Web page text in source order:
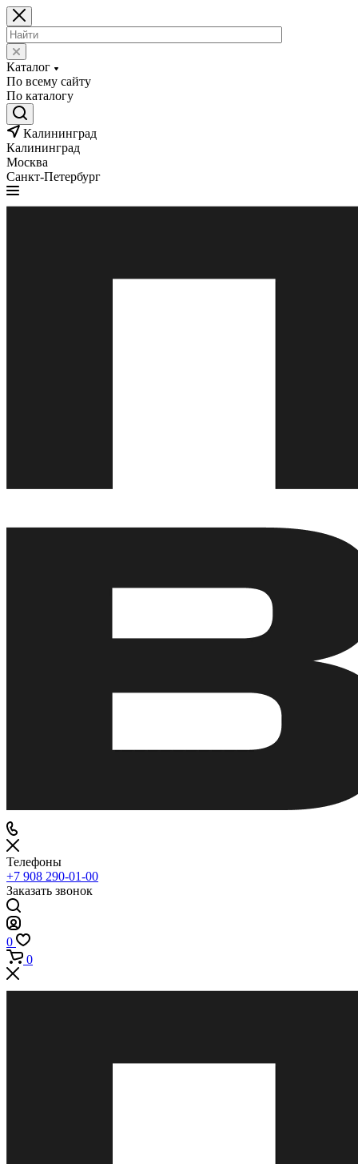
Каталог
По всему сайту
По каталогу
Калининград
Калининград
Москва
Санкт-Петербург
Телефоны
+7 908 290-01-00
Заказать звонок
0
0